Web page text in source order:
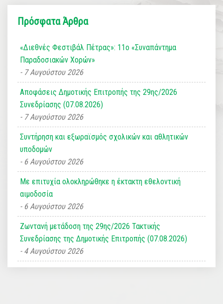
Πρόσφατα Άρθρα
«Διεθνές Φεστιβάλ Πέτρας»: 11ο «Συναπάντημα
Παραδοσιακών Χορών»
7 Αυγούστου 2026
Αποφάσεις Δημοτικής Επιτροπής της 29ης/2026
Συνεδρίασης (07.08.2026)
7 Αυγούστου 2026
Συντήρηση και εξωραϊσμός σχολικών και αθλητικών
υποδομών
6 Αυγούστου 2026
Με επιτυχία ολοκληρώθηκε η έκτακτη εθελοντική
αιμοδοσία
6 Αυγούστου 2026
Ζωντανή μετάδοση της 29ης/2026 Τακτικής
Συνεδρίασης της Δημοτικής Επιτροπής (07.08.2026)
4 Αυγούστου 2026